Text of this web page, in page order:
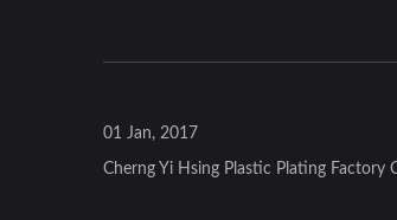
01 Jan, 2017
Cherng Yi Hsing Plastic Plating Factory